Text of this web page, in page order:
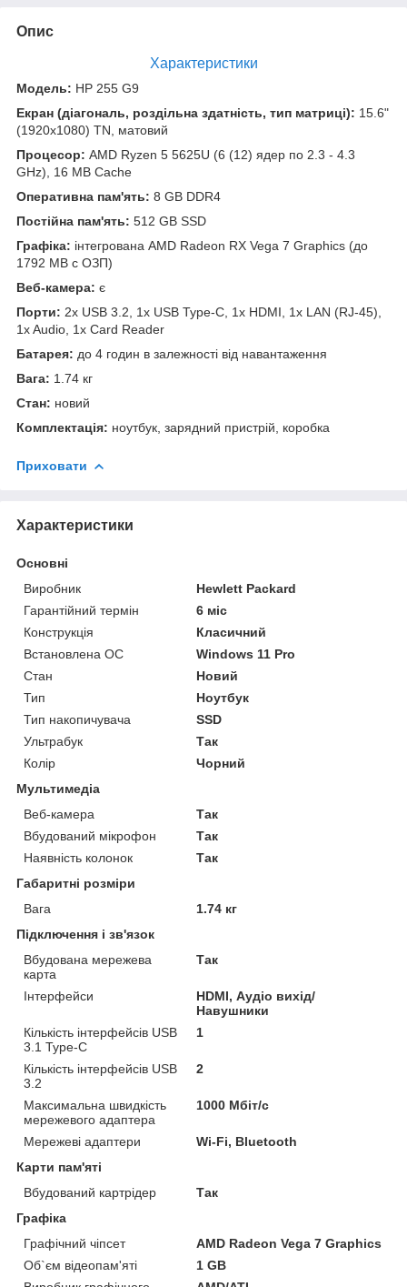
Опис
Характеристики
Модель: HP 255 G9
Екран (діагональ, роздільна здатність, тип матриці): 15.6"
(1920x1080) TN, матовий
Процесор: AMD Ryzen 5 5625U (6 (12) ядер по 2.3 - 4.3
GHz), 16 MB Cache
Оперативна пам'ять: 8 GB DDR4
Постійна пам'ять: 512 GB SSD
Графіка: інтегрована AMD Radeon RX Vega 7 Graphics (до
1792 MB с ОЗП)
Веб-камера: є
Порти: 2x USB 3.2, 1x USB Type-C, 1x HDMI, 1x LAN (RJ-45),
1x Audio, 1x Card Reader
Батарея: до 4 годин в залежності від навантаження
Вага: 1.74 кг
Стан: новий
Комплектація: ноутбук, зарядний пристрій, коробка
Приховати
Характеристики
Основні
Виробник
Hewlett Packard
Гарантійний термін
6 міс
Конструкція
Класичний
Встановлена ОС
Windows 11 Pro
Стан
Новий
Тип
Ноутбук
Тип накопичувача
SSD
Ультрабук
Так
Колір
Чорний
Мультимедіа
Веб-камера
Так
Вбудований мікрофон
Так
Наявність колонок
Так
Габаритні розміри
Вага
1.74 кг
Підключення і зв'язок
Вбудована мережева
карта
Так
Інтерфейси
HDMI, Аудіо вихід/
Навушники
Кількість інтерфейсів USB
3.1 Type-C
1
Кількість інтерфейсів USB
3.2
2
Максимальна швидкість
мережевого адаптера
1000 Мбіт/с
Мережеві адаптери
Wi-Fi, Bluetooth
Карти пам'яті
Вбудований картрідер
Так
Графіка
Графічний чіпсет
AMD Radeon Vega 7 Graphics
Об`єм відеопам'яті
1 GB